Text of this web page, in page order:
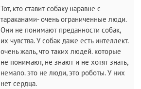
Тот, кто ставит собаку наравне с
тараканами- очень ограниченные люди.
Они не понимают преданности собак,
их чувства. У собак даже есть интеллект.
очень жаль, что таких людей. которые
не понимают, не знают и не хотят знать,
немало. это не люди, это роботы. У них
нет сердца.